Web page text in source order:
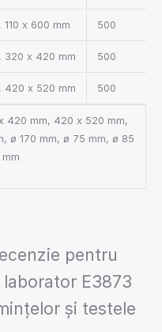
x 600 mm 500
320 x 420 mm 500
420 x 520 mm 500
420 mm, 420 x 520 mm,
ø 170 mm, ø 75 mm, ø 85
pentru
E3873
și testele